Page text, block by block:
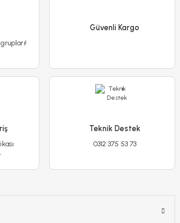
Lily - Crystal beauty
Güvenli Kargo
Teknik Destek
0312 375 53 73